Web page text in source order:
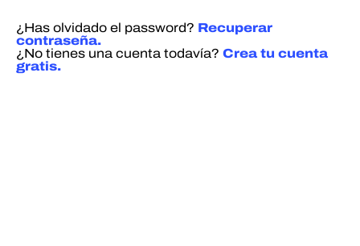
¿Has olvidado el password? Recuperar
contraseña.
¿No tienes una cuenta todavía? Crea tu cuenta
gratis.